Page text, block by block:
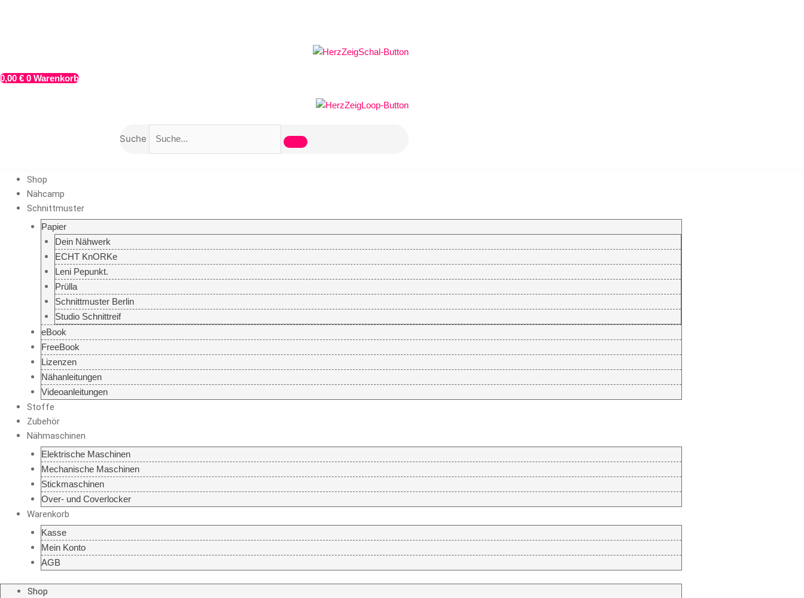
0,00 € 0 Warenkorb
Suche
Shop
Nähcamp
Schnittmuster
Papier
Dein Nähwerk
ECHT KnORKe
Leni Pepunkt.
Prülla
Schnittmuster Berlin
Studio Schnittreif
eBook
FreeBook
Lizenzen
Nähanleitungen
Videoanleitungen
Stoffe
Zubehör
Nähmaschinen
Elektrische Maschinen
Mechanische Maschinen
Stickmaschinen
Over- und Coverlocker
Warenkorb
Kasse
Mein Konto
AGB
Shop
Kids"